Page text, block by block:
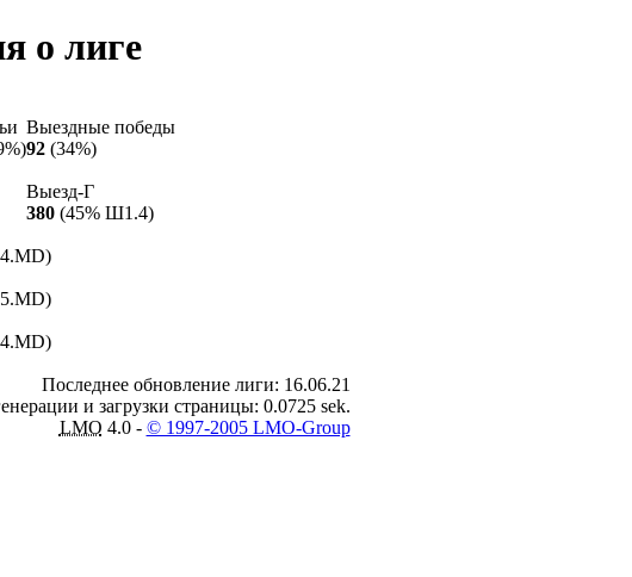
о лиге
Выездные победы
92 (34%)
Выезд-Г
380 (45% Ш1.4)
Последнее обновление лиги: 16.06.21
и загрузки страницы: 0.0725 sek.
LMO 4.0 - © 1997-2005 LMO-Group